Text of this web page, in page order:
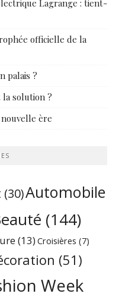
Lagrange : tient-
officielle de la
palais ?
la solution ?
ère
(30)Automobile
(144)
(13) Croisières (7)
(51)
Week